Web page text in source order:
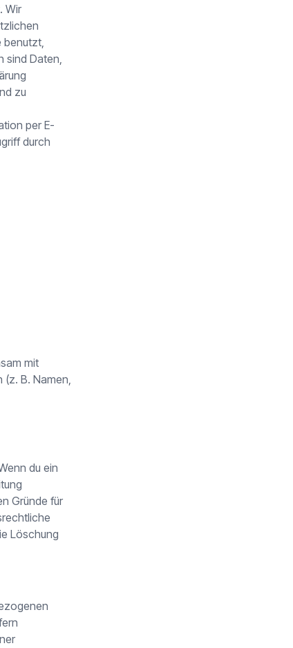
Wir
benutzt,
sind Daten,
zu
per E-
durch
mit
B. Namen,
du ein
Gründe für
Löschung